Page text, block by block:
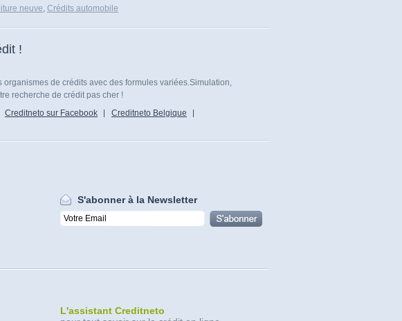
neuve, Crédits automobile
!
de crédits avec des formules variées.Simulation,
recherche de crédit pas cher !
Creditneto sur Facebook
Creditneto Belgique
S'abonner à la Newsletter
L'assistant Creditneto